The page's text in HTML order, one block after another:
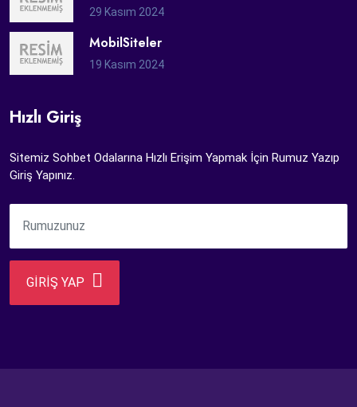
29 Kasım 2024
MobilSiteler
19 Kasım 2024
Hızlı Giriş
Sitemiz Sohbet Odalarına Hızlı Erişim Yapmak İçin Rumuz Yazıp
Giriş Yapınız.
GİRİŞ YAP